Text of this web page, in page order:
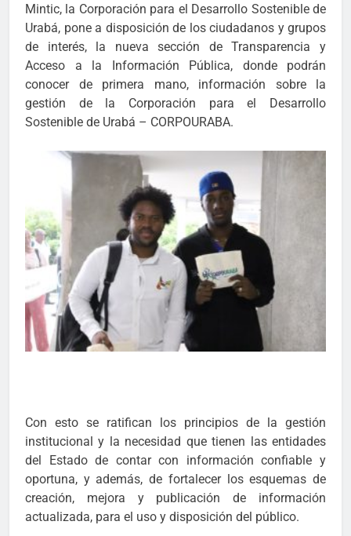
Mintic, la Corporación para el Desarrollo Sostenible de
Urabá, pone a disposición de los ciudadanos y grupos
de interés, la nueva sección de Transparencia y
Acceso a la Información Pública, donde podrán
conocer de primera mano, información sobre la
gestión de la Corporación para el Desarrollo
Sostenible de Urabá – CORPOURABA.
Con esto se ratifican los principios de la gestión
institucional y la necesidad que tienen las entidades
del Estado de contar con información confiable y
oportuna, y además, de fortalecer los esquemas de
creación, mejora y publicación de información
actualizada, para el uso y disposición del público.